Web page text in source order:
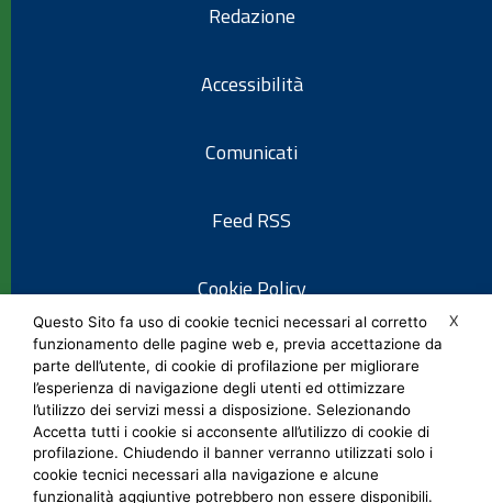
Redazione
Accessibilità
Comunicati
Feed RSS
Cookie Policy
Informativa privacy
Note legali
Social Media Policy
X
Questo Sito fa uso di cookie tecnici necessari al corretto
funzionamento delle pagine web e, previa accettazione da
parte dell’utente, di cookie di profilazione per migliorare
l’esperienza di navigazione degli utenti ed ottimizzare
l’utilizzo dei servizi messi a disposizione. Selezionando
Accetta tutti i cookie si acconsente all’utilizzo di cookie di
profilazione. Chiudendo il banner verranno utilizzati solo i
cookie tecnici necessari alla navigazione e alcune
funzionalità aggiuntive potrebbero non essere disponibili.